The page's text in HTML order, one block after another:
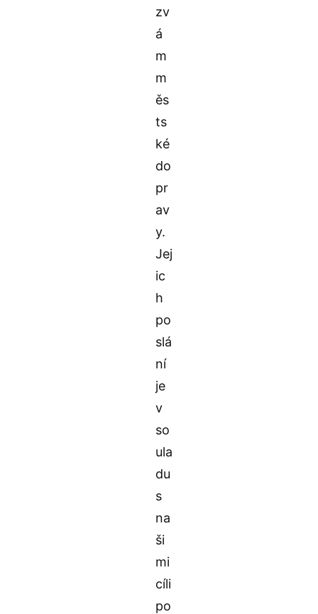
zv
á
m
m
ěs
ts
ké
do
pr
av
y.
Jej
ic
h
po
slá
ní
je
v
so
ula
du
s
na
ši
mi
cíli
po